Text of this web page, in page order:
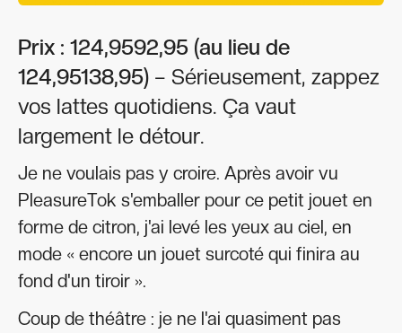
Prix : 124,9592,95 (au lieu de
124,95138,95) – Sérieusement, zappez
vos lattes quotidiens. Ça vaut
largement le détour.
Je ne voulais pas y croire. Après avoir vu
PleasureTok s'emballer pour ce petit jouet en
forme de citron, j'ai levé les yeux au ciel, en
mode « encore un jouet surcoté qui finira au
fond d'un tiroir ».
Coup de théâtre : je ne l'ai quasiment pas